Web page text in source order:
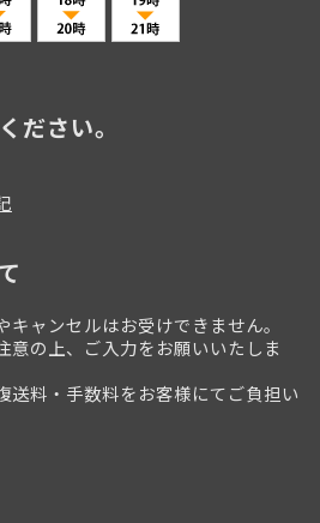
ださい。
ャンセルはお受けできません。
意の上、ご入力をお願いいたしま
送料・手数料をお客様にてご負担い